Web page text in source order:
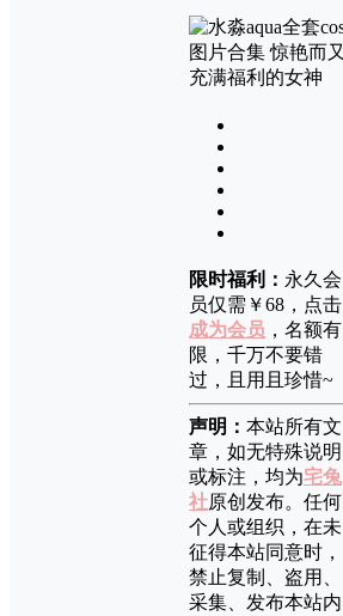
限时福利： 永久会
员仅需￥68，点击
成为会员 ，名额有
限，千万不要错
过，且用且珍惜~
声明： 本站所有文
章，如无特殊说明
或标注，均为宅兔
社原创发布。任何
个人或组织，在未
征得本站同意时，
禁止复制、盗用、
采集、发布本站内